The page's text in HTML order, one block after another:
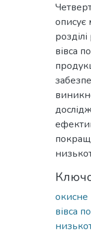
описує
вівса
окисне
вівса